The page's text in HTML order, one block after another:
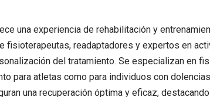
una experiencia de rehabilitación y
fisioterapeutas, readaptadores y expertos en
del tratamiento. Se especializan en
para atletas como para individuos con
una recuperación óptima y eficaz,